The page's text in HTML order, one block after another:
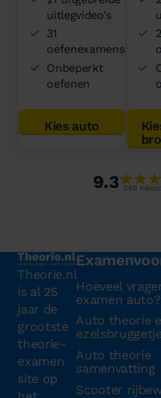
uitlegvideo’s
31
oefenexamens
Onbeperkt
oefenen
Kies auto
9.3 2.413
Theorie.nl
is al 25
jaar de
grootste
theorie-
examen
site op
Hoeveel
examen auto?
Auto theorie
Auto theorie
samenvatting
Scooter